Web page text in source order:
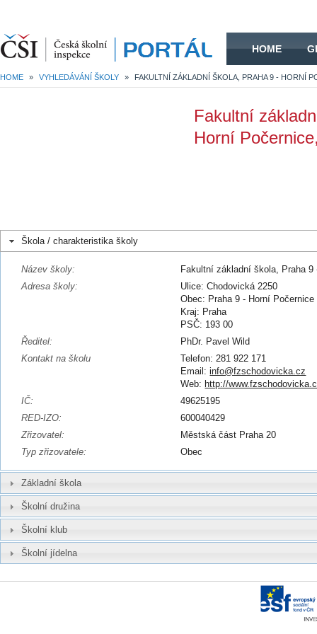
HOME
HOME » VYHLEDÁVÁNÍ ŠKOLY »
Fakultní
Horní
Škola / charakteristika školy
Název školy:
Fakultní základní škola, Praha
Adresa školy:
Ulice: Chodovická 2250
Obec: Praha 9 - Horní Počernice
Kraj: Praha
PSČ: 193 00
Ředitel:
PhDr. Pavel Wild
Kontakt na školu
Telefon: 281 922 171
Email:info@fzschodovicka.cz
Web: http://
IČ:
49625195
RED-IZO:
600040429
Zřizovatel:
Městská část Praha 20
Typ zřizovatele:
Obec
Základní škola
Školní družina
Školní klub
Školní jídelna